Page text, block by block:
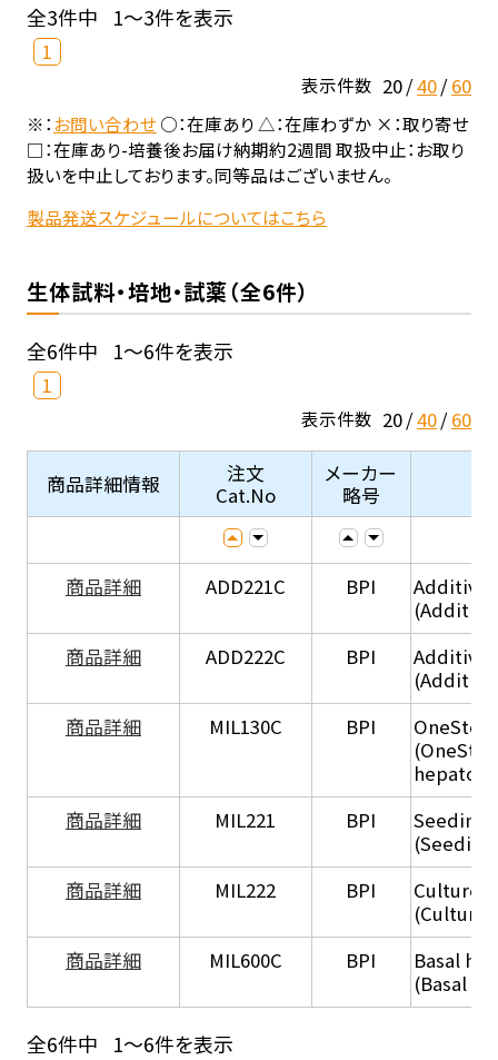
全3件中 1～3件を表示
1
表示件数 20 40 60
※：お問い合わせ○：在庫あり △：在庫わずか ×：取り寄せ
□：在庫あり-培養後お届け納期約2週間 取扱中止：お取り
扱いを中止しております。同等品はございません。
製品発送スケジュールについてはこちら
生体試料・培地・試薬（全6件）
全6件中 1～6件を表示
1
表示件数 20 40 60
商品詳細情報
注文
Cat.No
メーカー
略号
商品詳細 ADD221C BPI
商品詳細
ADD222C BPI
商品詳細
MIL130C BPI
商品詳細
MIL221 BPI
Seeding
商品詳細
MIL222 BPI
Culture
(Culture
商品詳細
MIL600C BPI
Basal
(Basal
全6件中 1～6件を表示